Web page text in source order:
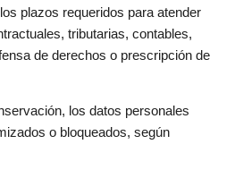
plazos requeridos para atender
tributarias, contables,
de derechos o prescripción de
los datos personales
o bloqueados, según